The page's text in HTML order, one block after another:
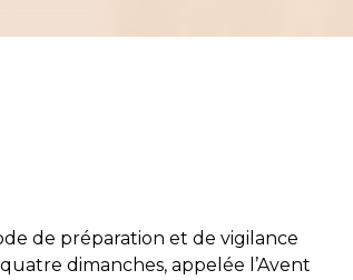
de préparation et de vigilance
dimanches, appelée l’Avent